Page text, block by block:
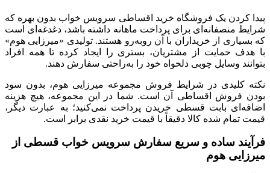
پیدا کردن یک فروشگاه خرید اقساطی سرویس خواب بدون بهره که
شرایط منصفانه‌ای برای پرداخت ماهانه داشته باشد، دغدغه‌ای است
که بسیاری از خریداران با آن روبه‌رو هستند. تولیدی «میرزایی هوم»
با هدف حمایت از مشتریان، بستری را ایجاد کرده تا همه افراد
بتوانند وسایل چوبی دلخواه خود را به‌راحتی سفارش دهند.
نکته کلیدی در شرایط فروش مجموعه میرزایی هوم، بدون سود
بودن فروش اقساطی آن است. شما در این مجموعه، هیچ هزینه
اضافه‌ای بابت قسطی خریدن پرداخت نمی‌کنید؛ به عبارت دیگر،
قیمت تمام شده کالا دقیقاً با قیمت خرید نقدی برابر است.
فرآیند ساده و سریع سفارش سرویس خواب قسطی از
میرزایی هوم